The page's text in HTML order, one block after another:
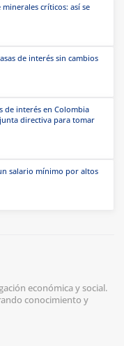
críticos: así se
de interés sin cambios
de interés en Colombia
directiva para tomar
salario mínimo por altos
económica y social.
conocimiento y